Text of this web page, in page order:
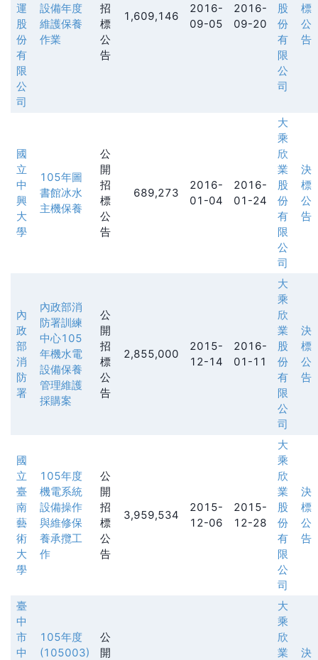
運
股
份
有
限
公
司
設備年度
維護保養
作業
招
標
公
告
1,609,146
2016-
09-05
2016-
09-20
股
份
有
限
公
司
標
公
告
國
立
中
興
大
學
105年圖
書館冰水
主機保養
公
開
招
標
公
告
689,273
2016-
01-04
2016-
01-24
大
乘
欣
業
股
份
有
限
公
司
決
標
公
告
內
政
部
消
防
署
內政部消
防署訓練
中心105
年機水電
設備保養
管理維護
採購案
公
開
招
標
公
告
2,855,000
2015-
12-14
2016-
01-11
大
乘
欣
業
股
份
有
限
公
司
決
標
公
告
國
立
臺
南
藝
術
大
學
105年度
機電系統
設備操作
與維修保
養承攬工
作
公
開
招
標
公
告
3,959,534
2015-
12-06
2015-
12-28
大
乘
欣
業
股
份
有
限
公
司
決
標
公
告
臺
中
市
中
105年度
(105003)
公
開
大
乘
欣
業
決